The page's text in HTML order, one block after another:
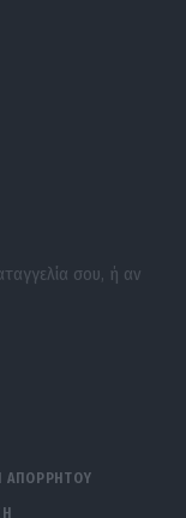
σου, ή αν
ΑΠΟΡΡΗΤΟΥ